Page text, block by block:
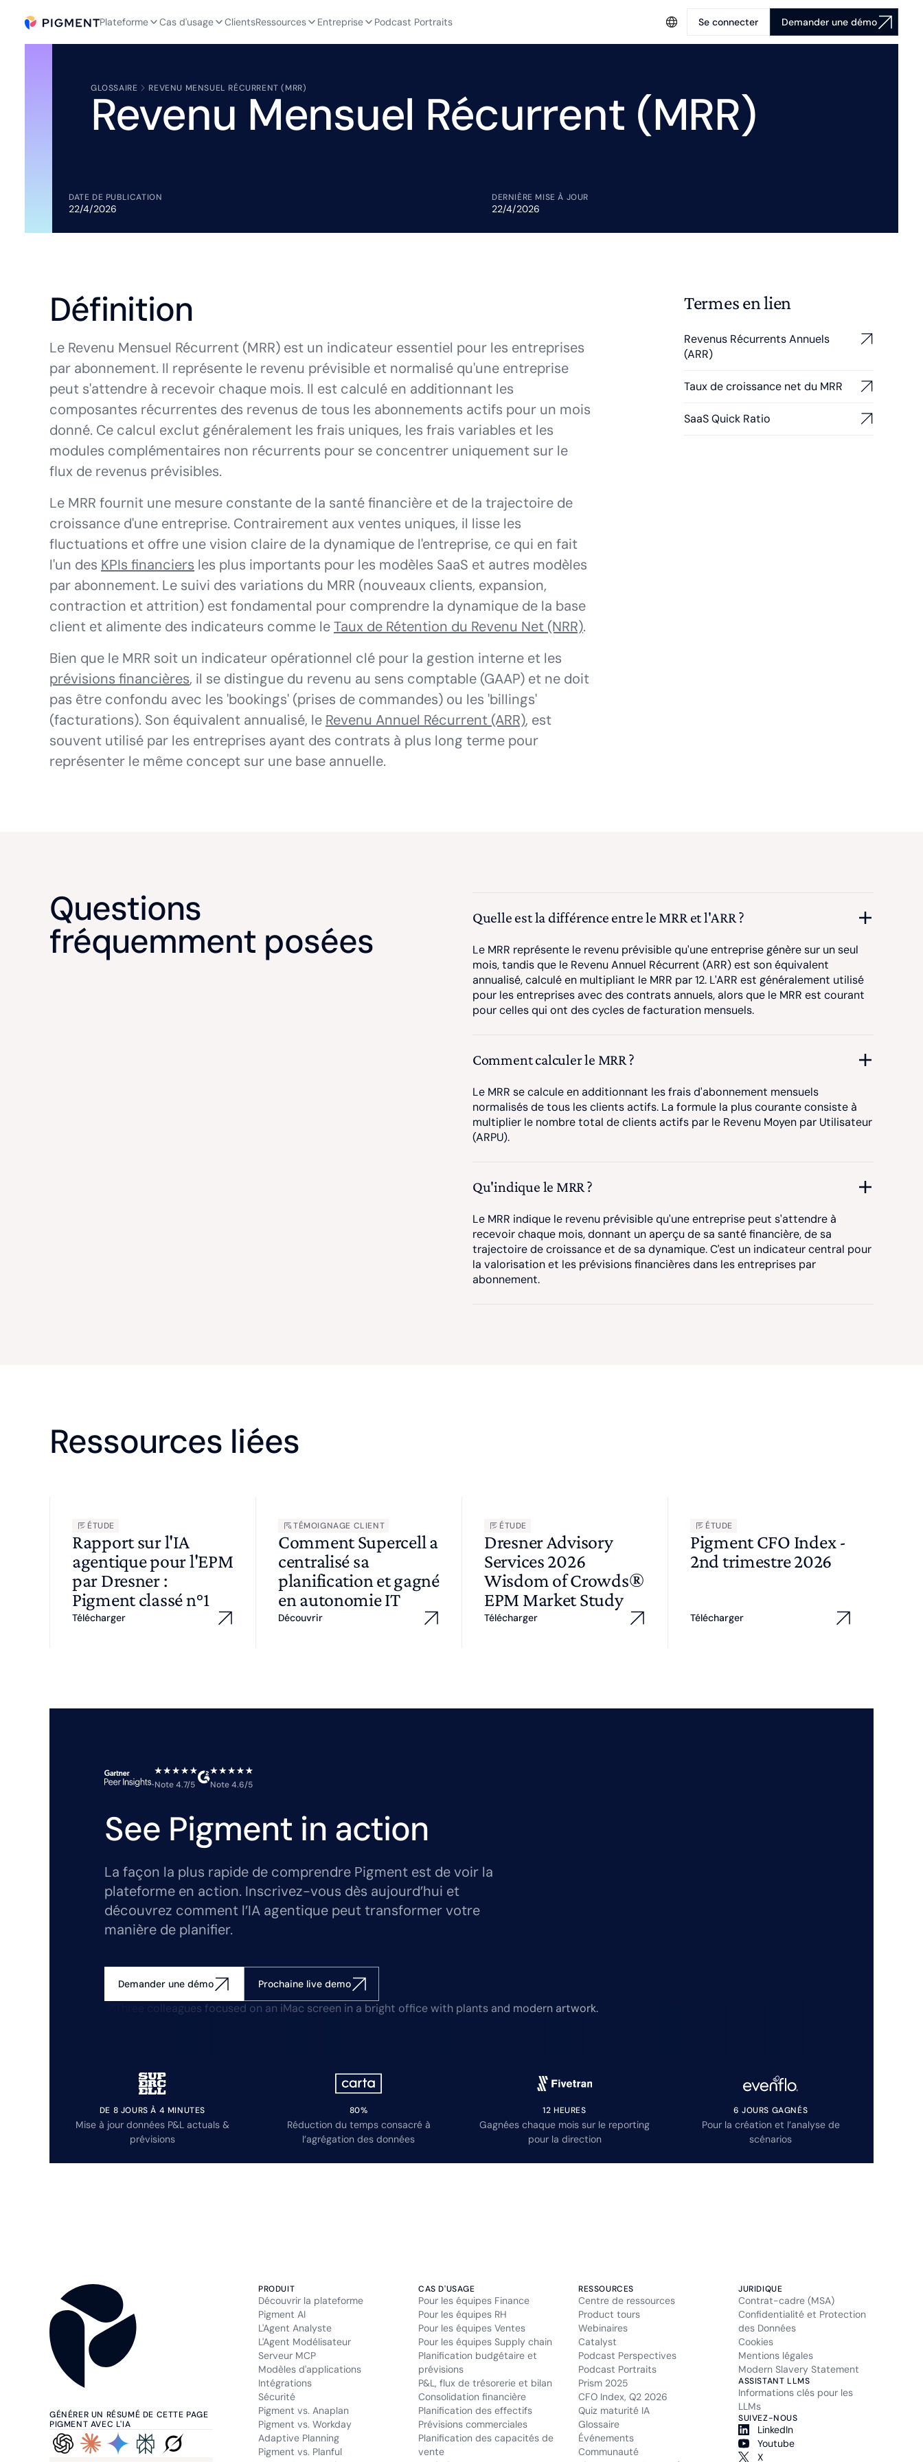
Plateforme Cas d'usage ClientsRessources Entreprise Podcast Portraits Se connecter Demander une démo
GLOSSAIRE REVENU MENSUEL RÉCURRENT (MRR)
Revenu Mensuel Récurrent (MRR)
DATE DE PUBLICATION
22/4/2026
DERNIÈRE MISE À JOUR
22/4/2026
Définition
Le Revenu Mensuel Récurrent (MRR) est un indicateur essentiel pour les entreprises
par abonnement. Il représente le revenu prévisible et normalisé qu'une entreprise
peut s'attendre à recevoir chaque mois. Il est calculé en additionnant les
composantes récurrentes des revenus de tous les abonnements actifs pour un mois
donné. Ce calcul exclut généralement les frais uniques, les frais variables et les
modules complémentaires non récurrents pour se concentrer uniquement sur le
flux de revenus prévisibles.
Le MRR fournit une mesure constante de la santé financière et de la trajectoire de
croissance d'une entreprise. Contrairement aux ventes uniques, il lisse les
fluctuations et offre une vision claire de la dynamique de l'entreprise, ce qui en fait
l'un des KPIs financiers les plus importants pour les modèles SaaS et autres modèles
par abonnement. Le suivi des variations du MRR (nouveaux clients, expansion,
contraction et attrition) est fondamental pour comprendre la dynamique de la base
client et alimente des indicateurs comme leTaux de Rétention du Revenu Net (NRR).
Bien que le MRR soit un indicateur opérationnel clé pour la gestion interne et les
prévisions financières, il se distingue du revenu au sens comptable (GAAP) et ne doit
pas être confondu avec les 'bookings' (prises de commandes) ou les 'billings'
(facturations). Son équivalent annualisé, le Revenu Annuel Récurrent (ARR), est
souvent utilisé par les entreprises ayant des contrats à plus long terme pour
représenter le même concept sur une base annuelle.
Termes en lien
Revenus Récurrents Annuels
(ARR)
Taux de croissance net du MRR
SaaS Quick Ratio
Questions
fréquemment posées
Quelle est la différence entre le MRR et l'ARR ?
Le MRR représente le revenu prévisible qu'une entreprise génère sur un seul
mois, tandis que le Revenu Annuel Récurrent (ARR) est son équivalent
annualisé, calculé en multipliant le MRR par 12. L'ARR est généralement utilisé
pour les entreprises avec des contrats annuels, alors que le MRR est courant
pour celles qui ont des cycles de facturation mensuels.
Comment calculer le MRR ?
Le MRR se calcule en additionnant les frais d'abonnement mensuels
normalisés de tous les clients actifs. La formule la plus courante consiste à
multiplier le nombre total de clients actifs par le Revenu Moyen par Utilisateur
(ARPU).
Qu'indique le MRR ?
Le MRR indique le revenu prévisible qu'une entreprise peut s'attendre à
recevoir chaque mois, donnant un aperçu de sa santé financière, de sa
trajectoire de croissance et de sa dynamique. C'est un indicateur central pour
la valorisation et les prévisions financières dans les entreprises par
abonnement.
Ressources liées
ÉTUDE
Rapport sur l'IA
agentique pour l'EPM
par Dresner :
Pigment classé n°1
Télécharger
TÉMOIGNAGE CLIENT
Comment Supercell a
centralisé sa
planification et gagné
en autonomie IT
Découvrir
ÉTUDE
Dresner Advisory
Services 2026
Wisdom of Crowds®
EPM Market Study
Télécharger
ÉTUDE
Pigment CFO Index -
2nd trimestre 2026
Télécharger
Note 4.7/5 Note 4.6/5
See Pigment in action
La façon la plus rapide de comprendre Pigment est de voir la
plateforme en action. Inscrivez-vous dès aujourd’hui et
découvrez comment l’IA agentique peut transformer votre
manière de planifier.
Demander une démo Prochaine live demo
DE 8 JOURS À 4 MINUTES
Mise à jour données P&L actuals &
prévisions
80%
Réduction du temps consacré à
l’agrégation des données
12 HEURES
Gagnées chaque mois sur le reporting
pour la direction
6 JOURS GAGNÉS
Pour la création et l’analyse de
scénarios
GÉNÉRER UN RÉSUMÉ DE CETTE PAGE
PIGMENT AVEC L'IA
PRODUIT
Découvrir la plateforme
Pigment AI
L'Agent Analyste
L'Agent Modélisateur
Serveur MCP
Modèles d'applications
Intégrations
Sécurité
Pigment vs. Anaplan
Pigment vs. Workday
Adaptive Planning
Pigment vs. Planful
CAS D'USAGE
Pour les équipes Finance
Pour les équipes RH
Pour les équipes Ventes
Pour les équipes Supply chain
Planification budgétaire et
prévisions
P&L, flux de trésorerie et bilan
Consolidation financière
Planification des effectifs
Prévisions commerciales
Planification des capacités de
vente
RESSOURCES
Centre de ressources
Product tours
Webinaires
Catalyst
Podcast Perspectives
Podcast Portraits
Prism 2025
CFO Index, Q2 2026
Quiz maturité IA
Glossaire
Événements
Communauté
JURIDIQUE
Contrat-cadre (MSA)
Confidentialité et Protection
des Données
Cookies
Mentions légales
Modern Slavery Statement
ASSISTANT LLMS
Informations clés pour les
LLMs
SUIVEZ-NOUS
LinkedIn
Youtube
X